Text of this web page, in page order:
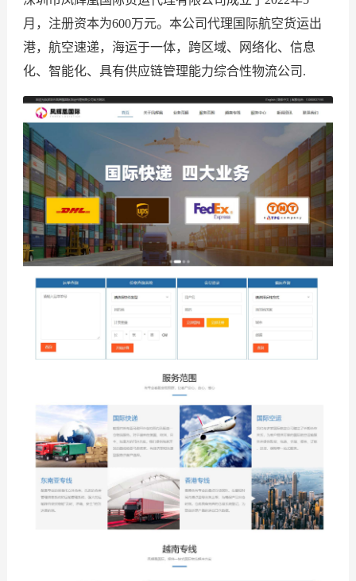
月，注册资本为600万元。本公司代理国际航空货运出
港，航空速递，海运于一体，跨区域、网络化、信息
化、智能化、具有供应链管理能力综合性物流公司.